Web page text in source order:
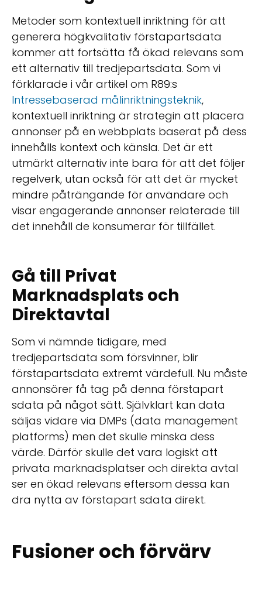
Metoder som kontextuell inriktning för att
generera högkvalitativ förstapartsdata
kommer att fortsätta få ökad relevans som
ett alternativ till tredjepartsdata. Som vi
förklarade i vår artikel om R89:s
Intressebaserad målinriktningsteknik,
kontextuell inriktning är strategin att placera
annonser på en webbplats baserat på dess
innehålls kontext och känsla. Det är ett
utmärkt alternativ inte bara för att det följer
regelverk, utan också för att det är mycket
mindre påträngande för användare och
visar engagerande annonser relaterade till
det innehåll de konsumerar för tillfället.
Gå till Privat
Marknadsplats och
Direktavtal
Som vi nämnde tidigare, med
tredjepartsdata som försvinner, blir
förstapartsdata extremt värdefull. Nu måste
annonsörer få tag på denna förstapart
sdata på något sätt. Självklart kan data
säljas vidare via DMPs (data management
platforms) men det skulle minska dess
värde. Därför skulle det vara logiskt att
privata marknadsplatser och direkta avtal
ser en ökad relevans eftersom dessa kan
dra nytta av förstapart sdata direkt.
Fusioner och förvärv